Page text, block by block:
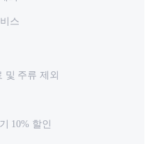
스
및 주류 제외
10% 할인